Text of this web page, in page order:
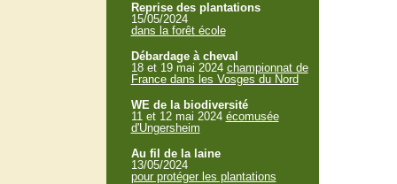
Reprise des plantations
15/05/2024
dans la forêt école
Débardage à cheval
18 et 19 mai 2024 championnat de
France dans les Vosges du Nord
WE de la biodiversité
11 et 12 mai 2024 écomusée
d'Ungersheim
Au fil de la laine
13/05/2024
pour protéger les plantations